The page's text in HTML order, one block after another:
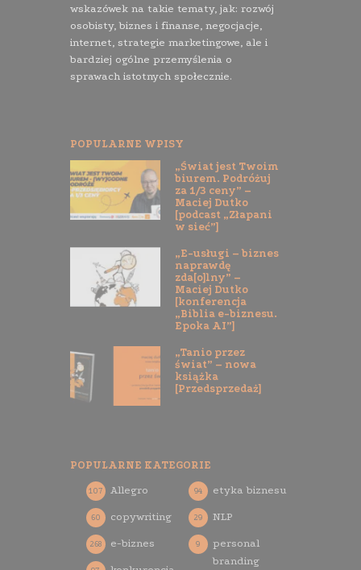
wskazówek na takie tematy, jak: rozwój
osobisty, biznes i finanse, negocjacje,
internet, strategie marketingowe, ale i
bardziej ogólne przemyślenia o
sprawach istotnych społecznie.
POPULARNE WPISY
„Świat jest Twoim
biurem. Podróżuj
za 1/3 ceny” –
Maciej Dutko
[podcast „Złapani
w sieć”]
„E-usługi – biznes
naprawdę
zda[o]lny” –
Maciej Dutko
[konferencja
„Biblia e-biznesu.
Epoka AI”]
„Tanio przez
świat” – nowa
książka
[Przedsprzedaż]
POPULARNE KATEGORIE
Allegro
107
copywriting
60
e-biznes
268
etyka biznesu
94
NLP
29
personal
branding
9